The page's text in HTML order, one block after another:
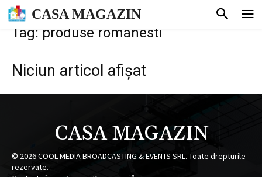
CASA MAGAZIN
Tag: produse romanesti
Niciun articol afișat
CASA MAGAZIN
© 2026COOL MEDIA BROADCASTING & EVENTS SRL. Toate drepturile
rezervate.